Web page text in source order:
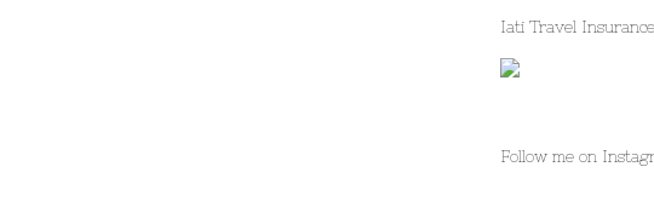
Iati Travel Insurance
Follow me on